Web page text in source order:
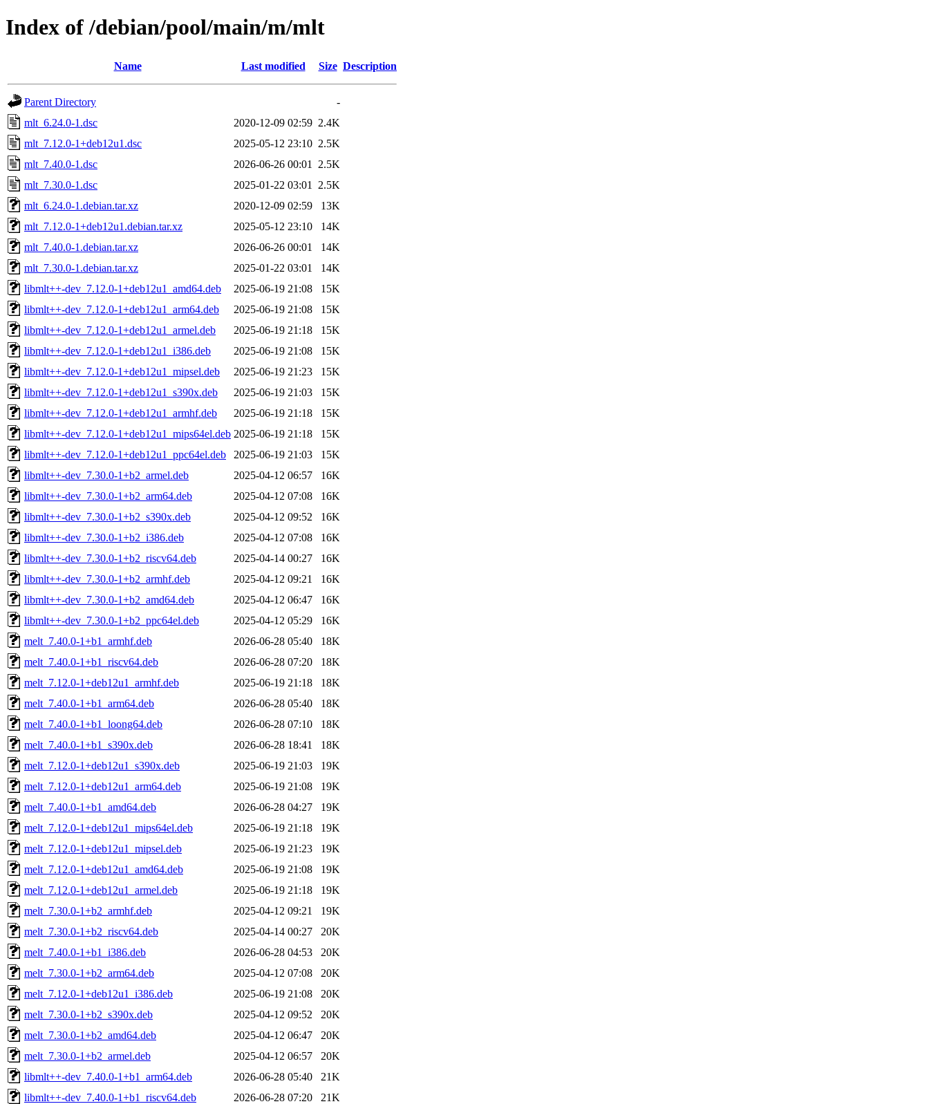
Index of /debian/pool/main/m/mlt
Name Last modified Size Description
Parent Directory
-
mlt_6.24.0-1.dsc
2020-12-09 02:59 2.4K
mlt_7.12.0-1+deb12u1.dsc
2025-05-12 23:10 2.5K
mlt_7.40.0-1.dsc
2026-06-26 00:01
2.5K
mlt_7.30.0-1.dsc
2025-01-22 03:01
2.5K
mlt_6.24.0-1.debian.tar.xz
2020-12-09 02:59
13K
mlt_7.12.0-1+deb12u1.debian.tar.xz
2025-05-12 23:10
14K
mlt_7.40.0-1.debian.tar.xz
2026-06-26 00:01
14K
mlt_7.30.0-1.debian.tar.xz
2025-01-22 03:01
14K
libmlt++-dev_7.12.0-1+deb12u1_amd64.deb
2025-06-19 21:08
15K
libmlt++-dev_7.12.0-1+deb12u1_arm64.deb
2025-06-19 21:08
15K
libmlt++-dev_7.12.0-1+deb12u1_armel.deb
2025-06-19 21:18
15K
libmlt++-dev_7.12.0-1+deb12u1_i386.deb
2025-06-19 21:08
15K
libmlt++-dev_7.12.0-1+deb12u1_mipsel.deb
2025-06-19 21:23
15K
libmlt++-dev_7.12.0-1+deb12u1_s390x.deb
2025-06-19 21:03
15K
libmlt++-dev_7.12.0-1+deb12u1_armhf.deb
2025-06-19 21:18
15K
libmlt++-dev_7.12.0-1+deb12u1_mips64el.deb 2025-06-19 21:18
15K
libmlt++-dev_7.12.0-1+deb12u1_ppc64el.deb
2025-06-19 21:03
15K
libmlt++-dev_7.30.0-1+b2_armel.deb
2025-04-12 06:57
16K
libmlt++-dev_7.30.0-1+b2_arm64.deb
2025-04-12 07:08
16K
libmlt++-dev_7.30.0-1+b2_s390x.deb
2025-04-12 09:52
16K
libmlt++-dev_7.30.0-1+b2_i386.deb
2025-04-12 07:08
16K
libmlt++-dev_7.30.0-1+b2_riscv64.deb
2025-04-14 00:27
16K
libmlt++-dev_7.30.0-1+b2_armhf.deb
2025-04-12 09:21
16K
libmlt++-dev_7.30.0-1+b2_amd64.deb
2025-04-12 06:47
16K
libmlt++-dev_7.30.0-1+b2_ppc64el.deb
2025-04-12 05:29
16K
melt_7.40.0-1+b1_armhf.deb
2026-06-28 05:40
18K
melt_7.40.0-1+b1_riscv64.deb
2026-06-28 07:20
18K
melt_7.12.0-1+deb12u1_armhf.deb
2025-06-19 21:18
18K
melt_7.40.0-1+b1_arm64.deb
2026-06-28 05:40
18K
melt_7.40.0-1+b1_loong64.deb
2026-06-28 07:10
18K
melt_7.40.0-1+b1_s390x.deb
2026-06-28 18:41
18K
melt_7.12.0-1+deb12u1_s390x.deb
2025-06-19 21:03
19K
melt_7.12.0-1+deb12u1_arm64.deb
2025-06-19 21:08
19K
melt_7.40.0-1+b1_amd64.deb
2026-06-28 04:27
19K
melt_7.12.0-1+deb12u1_mips64el.deb
2025-06-19 21:18
19K
melt_7.12.0-1+deb12u1_mipsel.deb
2025-06-19 21:23
19K
melt_7.12.0-1+deb12u1_amd64.deb
2025-06-19 21:08
19K
melt_7.12.0-1+deb12u1_armel.deb
2025-06-19 21:18
19K
melt_7.30.0-1+b2_armhf.deb
2025-04-12 09:21
19K
melt_7.30.0-1+b2_riscv64.deb
2025-04-14 00:27
20K
melt_7.40.0-1+b1_i386.deb
2026-06-28 04:53
20K
melt_7.30.0-1+b2_arm64.deb
2025-04-12 07:08
20K
melt_7.12.0-1+deb12u1_i386.deb
2025-06-19 21:08
20K
melt_7.30.0-1+b2_s390x.deb
2025-04-12 09:52
20K
melt_7.30.0-1+b2_amd64.deb
2025-04-12 06:47
20K
melt_7.30.0-1+b2_armel.deb
2025-04-12 06:57
20K
libmlt++-dev_7.40.0-1+b1_arm64.deb
2026-06-28 05:40
21K
libmlt++-dev_7.40.0-1+b1_riscv64.deb
2026-06-28 07:20
21K